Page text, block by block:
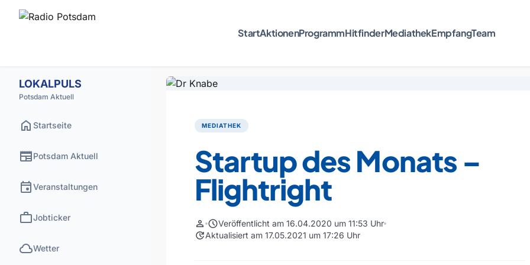
StartAktionenProgrammHitfinderMediathekEmpfangTeam
LOKALPULS
Potsdam Aktuell
home Startseite
newspaperPotsdam Aktuell
eventVeranstaltungen
workJobticker
cloudWetter
MEDIATHEK
Startup des Monats –
Flightright
person scheduleVeröffentlicht am 16.04.2020 um 11:53 Uhr
updateAktualisiert am 17.05.2021 um 17:26 Uhr